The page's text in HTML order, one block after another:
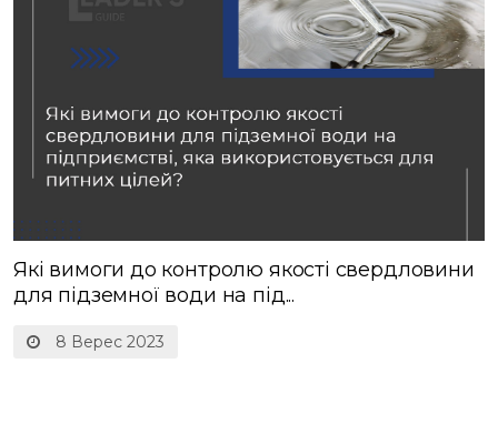
8 Верес 2023
Які вимоги до контролю якості свердловини
для підземної води на під...